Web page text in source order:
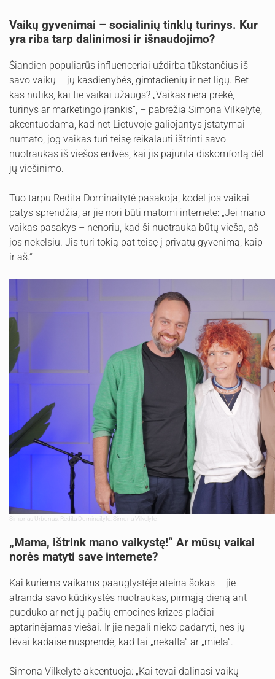
Vaikų gyvenimai – socialinių tinklų turinys. Kur
yra riba tarp dalinimosi ir išnaudojimo?
Šiandien populiarūs influenceriai uždirba tūkstančius iš
savo vaikų – jų kasdienybės, gimtadienių ir net ligų. Bet
kas nutiks, kai tie vaikai užaugs? „Vaikas nėra prekė,
turinys ar marketingo įrankis“, – pabrėžia Simona Vilkelytė,
akcentuodama, kad net Lietuvoje galiojantys įstatymai
numato, jog vaikas turi teisę reikalauti ištrinti savo
nuotraukas iš viešos erdvės, kai jis pajunta diskomfortą dėl
jų viešinimo.
Tuo tarpu Redita Dominaitytė pasakoja, kodėl jos vaikai
patys sprendžia, ar jie nori būti matomi internete: „Jei mano
vaikas pasakys – nenoriu, kad ši nuotrauka būtų vieša, aš
jos nekelsiu. Jis turi tokią pat teisę į privatų gyvenimą, kaip
ir aš.“
Simonas Urbonas, Redita Dominaitytė, Simona Vilkelytė
„Mama, ištrink mano vaikystę!“ Ar mūsų vaikai
norės matyti save internete?
Kai kuriems vaikams paauglystėje ateina šokas – jie
atranda savo kūdikystės nuotraukas, pirmąją dieną ant
puoduko ar net jų pačių emocines krizes plačiai
aptarinėjamas viešai. Ir jie negali nieko padaryti, nes jų
tėvai kadaise nusprendė, kad tai „nekalta“ ar „miela“.
Simona Vilkelytė akcentuoja: „Kai tėvai dalinasi vaikų